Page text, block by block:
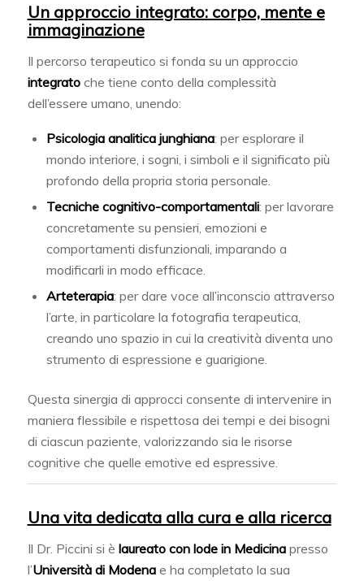
Un approccio integrato: corpo, mente e
immaginazione
Il percorso terapeutico si fonda su un approccio
integratoche tiene conto della complessità
dell’essere umano, unendo:
Psicologia analitica junghiana: per esplorare il
mondo interiore, i sogni, i simboli e il significato più
profondo della propria storia personale.
Tecniche cognitivo-comportamentali: per lavorare
concretamente su pensieri, emozioni e
comportamenti disfunzionali, imparando a
modificarli in modo efficace.
Arteterapia: per dare voce all’inconscio attraverso
l’arte, in particolare la fotografia terapeutica,
creando uno spazio in cui la creatività diventa uno
strumento di espressione e guarigione.
Questa sinergia di approcci consente di intervenire in
maniera flessibile e rispettosa dei tempi e dei bisogni
di ciascun paziente, valorizzando sia le risorse
cognitive che quelle emotive ed espressive.
Una vita dedicata alla cura e alla ricerca
Il Dr. Piccini si è laureato con lode in Medicinapresso
l’Università di Modenae ha completato la sua